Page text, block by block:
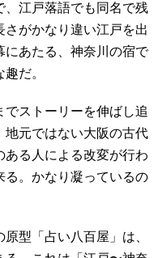
、江戸落語でも同名で残
がかなり違い江戸を出
にあたる、神奈川の宿で
だ。
でストーリーを伸ばし追
地元ではない大阪の古代
る人による改変が行わ
る。かなり凝っているの
型「占い八百屋」は、